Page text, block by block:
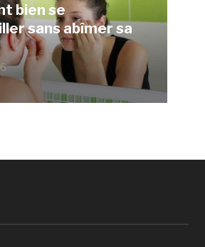
bien se
sans abîmer sa